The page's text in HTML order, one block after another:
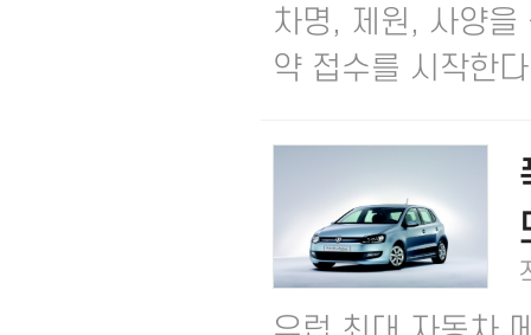
차명, 제원, 사양
약 접수를 시작한